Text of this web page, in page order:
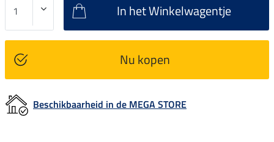
In het Winkelwagentje
Nu kopen
Beschikbaarheid in de MEGA STORE